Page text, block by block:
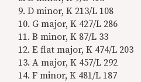
9. D minor, K 213/L 108
10. G major, K 427/L 286
11. B minor, K 87/L 33
12. E flat major, K 474/L 203
13. A major, K 457/L 292
14. F minor, K 481/L 187